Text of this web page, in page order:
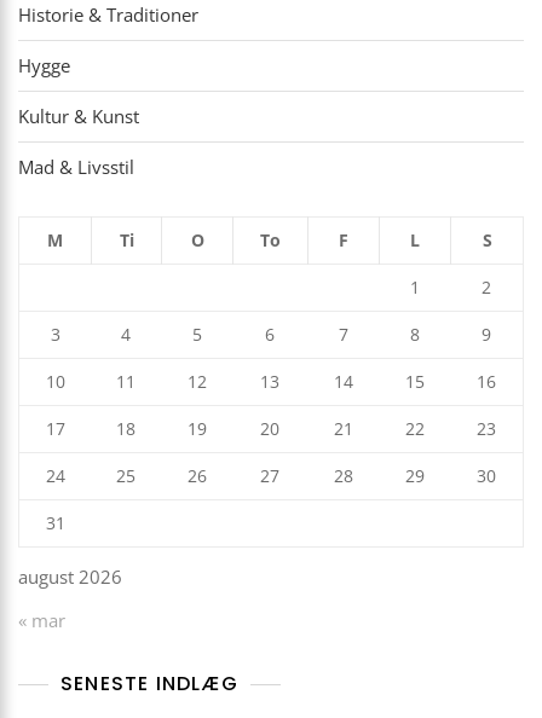
Historie & Traditioner
Hygge
Kultur & Kunst
Mad & Livsstil
august 2026
M Ti O To F L S
1 2
3 4 5 6 7 8 9
10 11 12 13 14 15 16
17 18 19 20 21 22 23
24 25 26 27 28 29 30
31
« mar
SENESTE INDLÆG